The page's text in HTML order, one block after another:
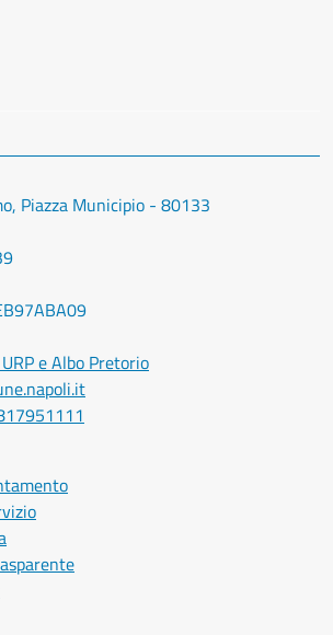
Piazza Municipio - 80133
e Albo Pretorio